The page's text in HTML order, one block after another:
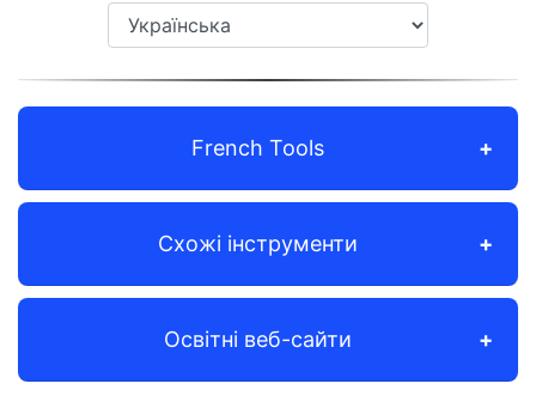
French Tools
Схожі інструменти
Освітні веб-сайти